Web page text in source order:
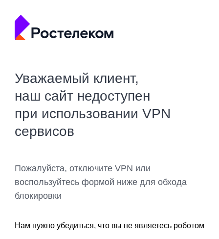
Уважаемый клиент,
наш сайт недоступен
при использовании VPN
сервисов
Пожалуйста, отключите VPN или
воспользуйтесь формой ниже для обхода
блокировки
Нам нужно убедиться, что вы не являетесь роботом